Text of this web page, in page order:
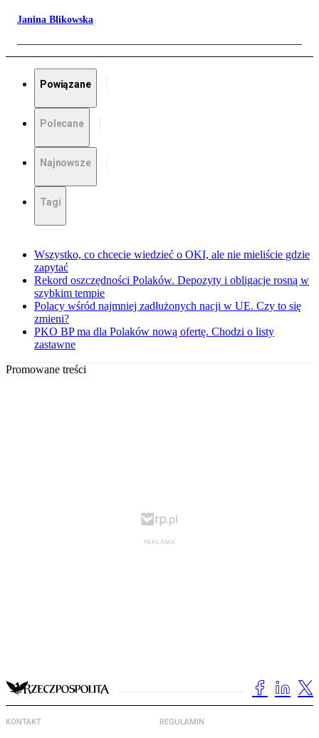
Janina Blikowska
Powiązane
Polecane
Najnowsze
Tagi
Wszystko, co chcecie wiedzieć o OKI, ale nie mieliście gdzie
zapytać
Rekord oszczędności Polaków. Depozyty i obligacje rosną w
szybkim tempie
Polacy wśród najmniej zadłużonych nacji w UE. Czy to się
zmieni?
PKO BP ma dla Polaków nową ofertę. Chodzi o listy
zastawne
Promowane treści
KONTAKT REGULAMIN